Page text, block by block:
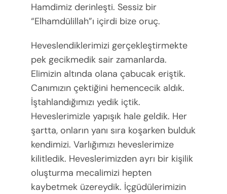
Hamdimiz derinleşti. Sessiz bir
“Elhamdülillah”ı içirdi bize oruç.
Heveslendiklerimizi gerçekleştirmekte
pek gecikmedik sair zamanlarda.
Elimizin altında olana çabucak eriştik.
Canımızın çektiğini hemencecik aldık.
İştahlandığımızı yedik içtik.
Heveslerimizle yapışık hale geldik. Her
şartta, onların yanı sıra koşarken bulduk
kendimizi. Varlığımızı heveslerimize
kilitledik. Heveslerimizden ayrı bir kişilik
oluşturma mecalimizi hepten
kaybetmek üzereydik. İçgüdülerimizin